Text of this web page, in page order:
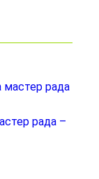
мастер рада
рада –